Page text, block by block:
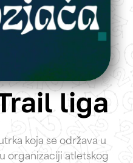
liga
koja se održava u
organizaciji atletskog